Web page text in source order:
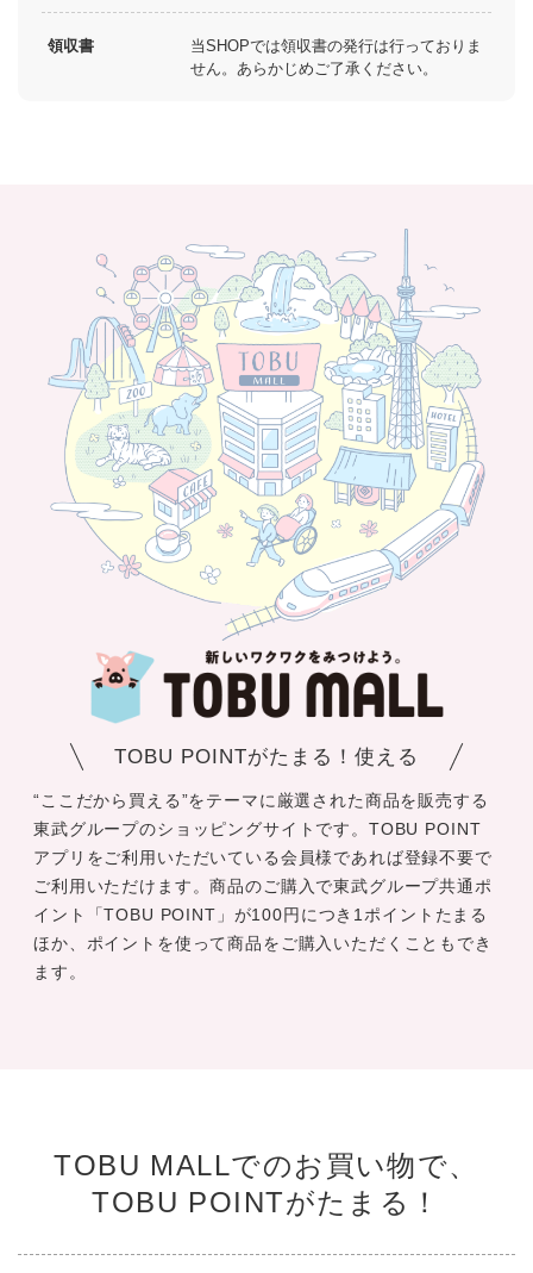
領収書
当SHOPでは領収書の発行は行っておりま
せん。あらかじめご了承ください。
TOBU POINTがたまる！使える
“ここだから買える”をテーマに厳選された商品を販売する
東武グループのショッピングサイトです。TOBU POINT
アプリをご利用いただいている会員様であれば登録不要で
ご利用いただけます。商品のご購入で東武グループ共通ポ
イント「TOBU POINT」が100円につき1ポイントたまる
ほか、ポイントを使って商品をご購入いただくこともでき
ます。
TOBU MALLでのお買い物で、
TOBU POINTがたまる！